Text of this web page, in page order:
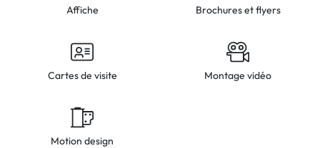
Affiche Brochures et flyers
Cartes de visite Montage vidéo
Motion design